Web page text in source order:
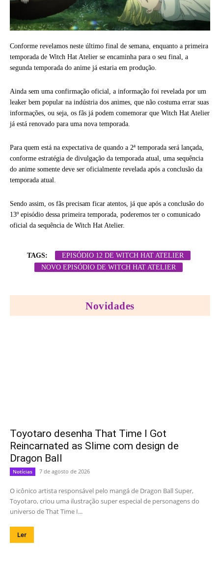
Conforme revelamos neste último final de semana, enquanto a primeira
temporada de Witch Hat Atelier se encaminha para o seu final, a
segunda temporada do anime já estaria em produção.
Ainda sem uma confirmação oficial, a informação foi revelada por um
leaker bem popular na indústria dos animes, que não costuma errar suas
informações, ou seja, os fãs já podem comemorar que Witch Hat Atelier
já está renovado para uma nova temporada.
Para quem está na expectativa de quando a 2ª temporada será lançada,
conforme estratégia de divulgação da temporada atual, uma sequência
do anime somente deve ser oficialmente revelada após a conclusão da
temporada atual.
Sendo assim, os fãs precisam ficar atentos, já que após a conclusão do
13º episódio dessa primeira temporada, poderemos ter o comunicado
oficial da sequência de Witch Hat Atelier.
TAGS:
EPISÓDIO 12 DE WITCH HAT ATELIER
NOVO EPISÓDIO DE WITCH HAT ATELIER
Novidades
Toyotaro desenha That Time I Got
Reincarnated as Slime com design de
Dragon Ball
Notícias 7 de agosto de 2026
O icônico artista responsável pelo mangá de Dragon Ball Super,
Toyotaro, criou uma ilustração super especial de personagens do
universo de That Time I...
Ler